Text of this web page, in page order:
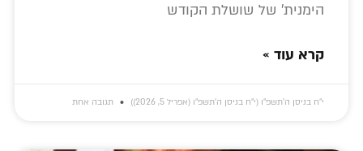
הימנית' של שושלת הקודש
קרא עוד »
י״ח בניסן ה׳תשפ״ו (י״ח בניסן ה׳תשפ״ו (אפריל 5, 2026)) תגובה אחת